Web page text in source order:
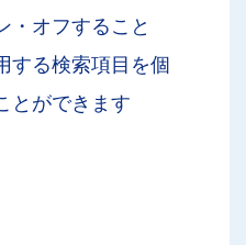
・オフすること
する検索項目を個
とができます